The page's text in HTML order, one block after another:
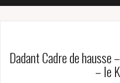
Dadant Cadre de hausse
– le